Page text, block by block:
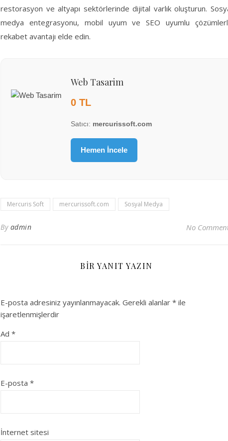
restorasyon ve altyapı sektörlerinde dijital varlık oluşturun.
medya entegrasyonu, mobil uyum ve SEO uyumlu
rekabet avantajı elde edin.
Web Tasarim
0 TL
Satıcı: mercurissoft.com
Hemen İncele
Mercuris Soft mercurissoft.com Sosyal Medya
By admin No
BIR YANIT YAZIN
E-posta adresiniz yayınlanmayacak. Gerekli alanlar * ile
işaretlenmişlerdir
Ad *
E-posta *
İnternet sitesi